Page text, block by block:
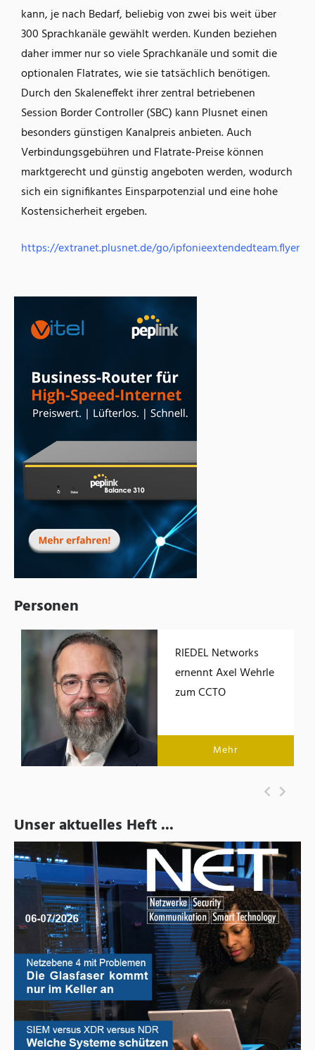
Personen
RIEDEL Networks
ernennt Axel Wehrle
zum CCTO
Mehr
Unser aktuelles Heft ...
kann, je nach Bedarf, beliebig von zwei bis weit über
300 Sprachkanäle gewählt werden. Kunden beziehen
daher immer nur so viele Sprachkanäle und somit die
optionalen Flatrates, wie sie tatsächlich benötigen.
Durch den Skaleneffekt ihrer zentral betriebenen
Session Border Controller (SBC) kann Plusnet einen
besonders günstigen Kanalpreis anbieten. Auch
Verbindungsgebühren und Flatrate-Preise können
marktgerecht und günstig angeboten werden, wodurch
sich ein signifikantes Einsparpotenzial und eine hohe
Kostensicherheit ergeben.
https://extranet.plusnet.de/go/ipfonieextendedteam.flyer